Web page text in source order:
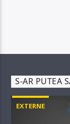
S-AR PUTEA
EXTERNE